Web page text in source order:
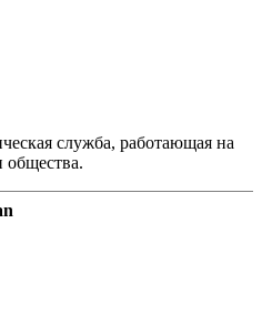
служба, работающая на
общества.